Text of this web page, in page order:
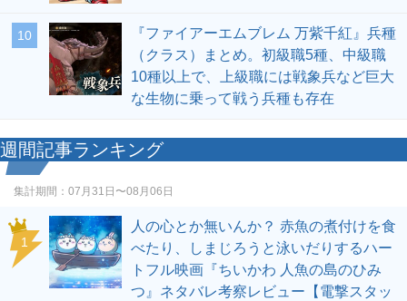
10
『ファイアーエムブレム 万紫千紅』兵種
（クラス）まとめ。初級職5種、中級職
10種以上で、上級職には戦象兵など巨大
な生物に乗って戦う兵種も存在
週間記事ランキング
集計期間： 07月31日〜08月06日
1
人の心とか無いんか？ 赤魚の煮付けを食
べたり、しまじろうと泳いだりするハー
トフル映画『ちいかわ 人魚の島のひみ
つ』ネタバレ考察レビュー【電撃スタッ